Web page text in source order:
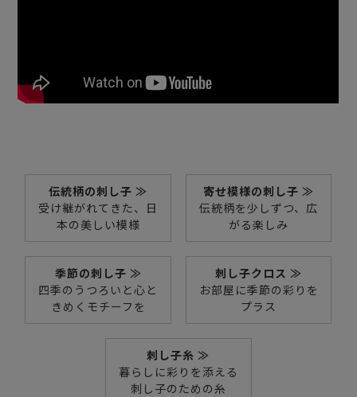
伝統柄の刺し子 ≫
受け継がれてきた、日
本の美しい模様
寄せ模様の刺し子 ≫
伝統柄を少しずつ、広
がる楽しみ
季節の刺し子 ≫
四季のうつろいと心と
きめくモチーフを
刺し子クロス ≫
お部屋に季節の彩りを
プラス
刺し子糸 ≫
暮らしに彩りを添える
刺し子のための糸